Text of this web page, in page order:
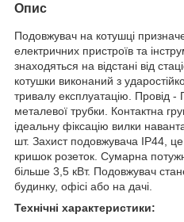
Опис
Подовжувач на котушці
електричних пристроїв та
знаходяться на відстані від
котушки виконаний з
тривалу експлуатацію. Провід
металевої трубки. Контактна
ідеальну фіксацію вилки
шт. Захист подовжувача IP44,
кришок розеток. Сумарна
більше 3,5 кВт. Подовжувач
будинку, офісі або на дачі.
Технічні характеристики: